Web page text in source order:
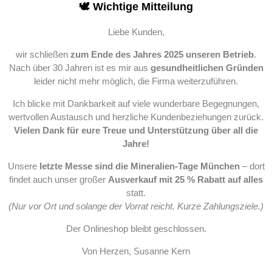
🕊️ Wichtige Mitteilung
Liebe Kunden,
wir schließen zum Ende des Jahres 2025 unseren Betrieb.
Nach über 30 Jahren ist es mir aus gesundheitlichen Gründen
leider nicht mehr möglich, die Firma weiterzuführen.
Ich blicke mit Dankbarkeit auf viele wunderbare Begegnungen,
wertvollen Austausch und herzliche Kundenbeziehungen zurück.
Vielen Dank für eure Treue und Unterstützung über all die
Jahre!
Unsere letzte Messe sind die Mineralien-Tage München– dort
findet auch unser großer Ausverkauf mit 25 % Rabatt auf alles
statt.
(Nur vor Ort und solange der Vorrat reicht. Kurze Zahlungsziele.)
Der Onlineshop bleibt geschlossen.
Von Herzen, Susanne Kern